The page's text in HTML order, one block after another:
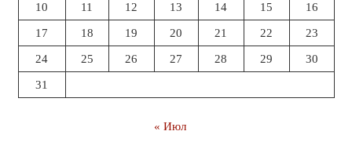
10 11 12 13 14 15 16
17 18 19 20 21 22 23
24 25 26 27 28 29 30
31
« Июл